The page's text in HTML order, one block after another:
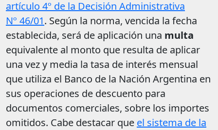
artículo 4º de la Decisión Administrativa
Nº 46/01. Según la norma, vencida la fecha
establecida, será de aplicación una multa
equivalente al monto que resulta de aplicar
una vez y media la tasa de interés mensual
que utiliza el Banco de la Nación Argentina en
sus operaciones de descuento para
documentos comerciales, sobre los importes
omitidos. Cabe destacar que el sistema de la